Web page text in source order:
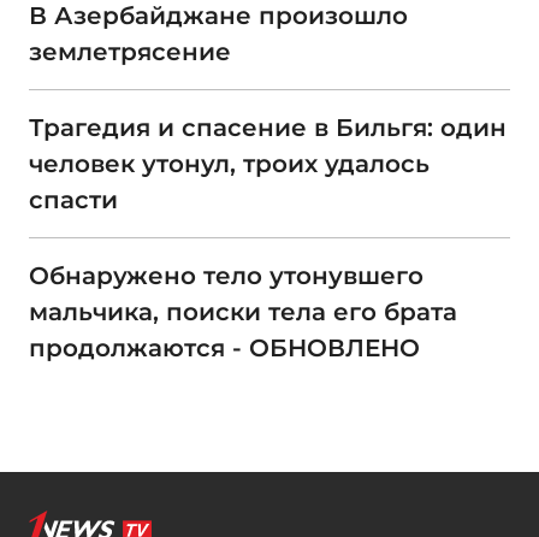
В Азербайджане произошло
землетрясение
Трагедия и спасение в Бильгя: один
человек утонул, троих удалось
спасти
Обнаружено тело утонувшего
мальчика, поиски тела его брата
продолжаются - ОБНОВЛЕНО